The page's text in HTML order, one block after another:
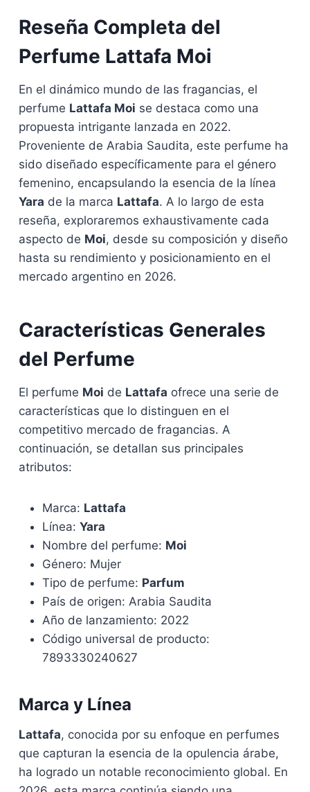
Reseña Completa del
Perfume Lattafa Moi
En el dinámico mundo de las fragancias, el
perfume Lattafa Moi se destaca como una
propuesta intrigante lanzada en 2022.
Proveniente de Arabia Saudita, este perfume ha
sido diseñado específicamente para el género
femenino, encapsulando la esencia de la línea
Yara de la marca Lattafa. A lo largo de esta
reseña, exploraremos exhaustivamente cada
aspecto de Moi, desde su composición y diseño
hasta su rendimiento y posicionamiento en el
mercado argentino en 2026.
Características Generales
del Perfume
El perfume Moi de Lattafa ofrece una serie de
características que lo distinguen en el
competitivo mercado de fragancias. A
continuación, se detallan sus principales
atributos:
Marca: Lattafa
Línea: Yara
Nombre del perfume: Moi
Género: Mujer
Tipo de perfume: Parfum
País de origen: Arabia Saudita
Año de lanzamiento: 2022
Código universal de producto:
7893330240627
Marca y Línea
Lattafa, conocida por su enfoque en perfumes
que capturan la esencia de la opulencia árabe,
ha logrado un notable reconocimiento global. En